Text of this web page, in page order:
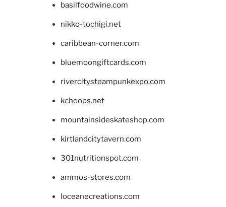
basilfoodwine.com
nikko-tochigi.net
caribbean-corner.com
bluemoongiftcards.com
rivercitysteampunkexpo.com
kchoops.net
mountainsideskateshop.com
kirtlandcitytavern.com
301nutritionspot.com
ammos-stores.com
loceanecreations.com